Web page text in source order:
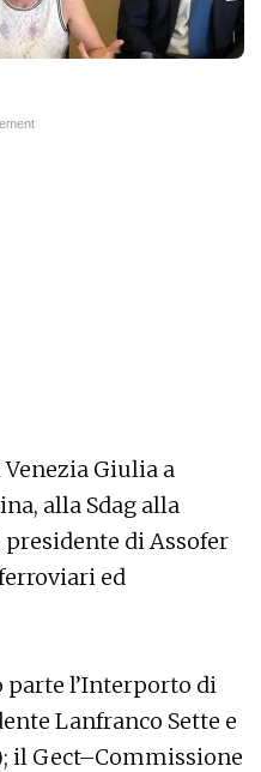
Giulia a
alla Sdag alla
di Assofer
ed
parte l’Interporto di
Lanfranco Sette e
il Gect–Commissione